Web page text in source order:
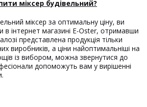
міксер будівельний?
міксер за оптимальну ціну, ви
інтернет магазині E-Oster, отримавши
представлена ​​продукція тільки
виробників, а ціни найоптимальніші на
із вибором, можна звернутися до
допоможуть вам у вирішенні